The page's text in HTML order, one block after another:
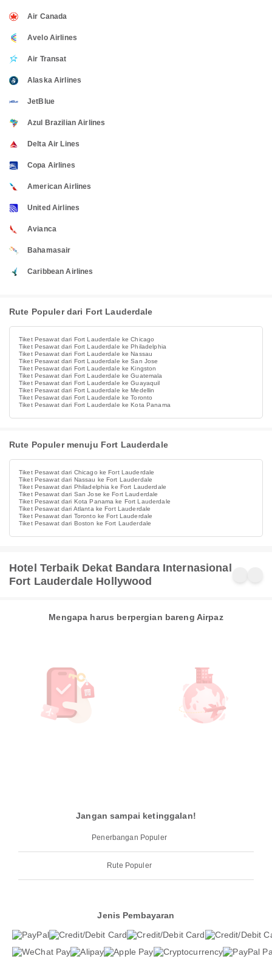
Air Canada
Avelo Airlines
Air Transat
Alaska Airlines
JetBlue
Azul Brazilian Airlines
Delta Air Lines
Copa Airlines
American Airlines
United Airlines
Avianca
Bahamasair
Caribbean Airlines
Rute Populer dari Fort Lauderdale
Tiket Pesawat dari Fort Lauderdale ke Chicago
Tiket Pesawat dari Fort Lauderdale ke Philadelphia
Tiket Pesawat dari Fort Lauderdale ke Nassau
Tiket Pesawat dari Fort Lauderdale ke San Jose
Tiket Pesawat dari Fort Lauderdale ke Kingston
Tiket Pesawat dari Fort Lauderdale ke Guatemala
Tiket Pesawat dari Fort Lauderdale ke Guayaquil
Tiket Pesawat dari Fort Lauderdale ke Medellin
Tiket Pesawat dari Fort Lauderdale ke Toronto
Tiket Pesawat dari Fort Lauderdale ke Kota Panama
Rute Populer menuju Fort Lauderdale
Tiket Pesawat dari Chicago ke Fort Lauderdale
Tiket Pesawat dari Nassau ke Fort Lauderdale
Tiket Pesawat dari Philadelphia ke Fort Lauderdale
Tiket Pesawat dari San Jose ke Fort Lauderdale
Tiket Pesawat dari Kota Panama ke Fort Lauderdale
Tiket Pesawat dari Atlanta ke Fort Lauderdale
Tiket Pesawat dari Toronto ke Fort Lauderdale
Tiket Pesawat dari Boston ke Fort Lauderdale
Hotel Terbaik Dekat Bandara Internasional
Fort Lauderdale Hollywood
Mengapa harus berpergian bareng Airpaz
Jangan sampai ketinggalan!
Penerbangan Populer
Rute Populer
Jenis Pembayaran